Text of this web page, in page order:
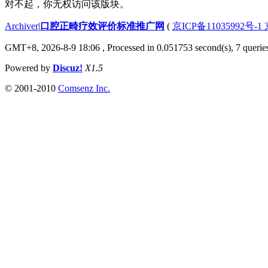
对不起，你无权访问该版块。
Archiver| 口腔正畸疗效评价标准推广网 ( 京ICP备11035992号-1
GMT+8, 2026-8-9 18:06 , Processed in 0.051753 second(s), 7
Powered by Discuz! X1.5
© 2001-2010 Comsenz Inc.